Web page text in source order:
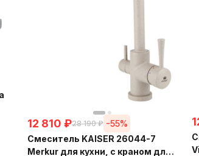
12 810 ₽28 190 ₽ -55%
Смеситель KAISER 26044-7
Merkur для кухни, с краном для